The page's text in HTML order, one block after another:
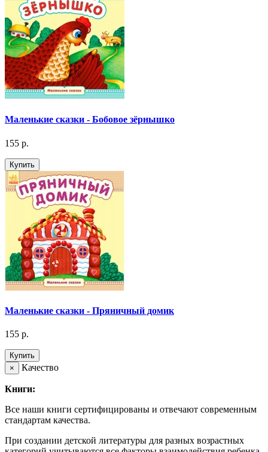
Маленькие сказки - Бобовое зёрнышко
155 р.
Купить
Маленькие сказки - Пряничный домик
155 р.
Купить
×
Качество
Книги:
Все наши книги сертифицированы и отвечают современным
стандартам качества.
При создании детской литературы для разных возрастных